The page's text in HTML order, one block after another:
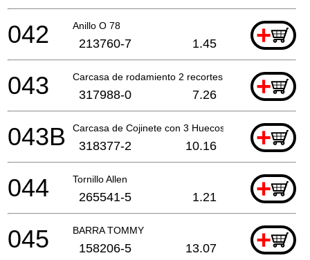
Anillo O 78 +
042 213760-7 1.45
Carcasa de rodamiento 2 recortes +
043 317988-0 7.26
Carcasa de Cojinete con 3 Huecos +
043B 318377-2 10.16
Tornillo Allen +
044 265541-5 1.21
BARRA TOMMY +
045 158206-5 13.07